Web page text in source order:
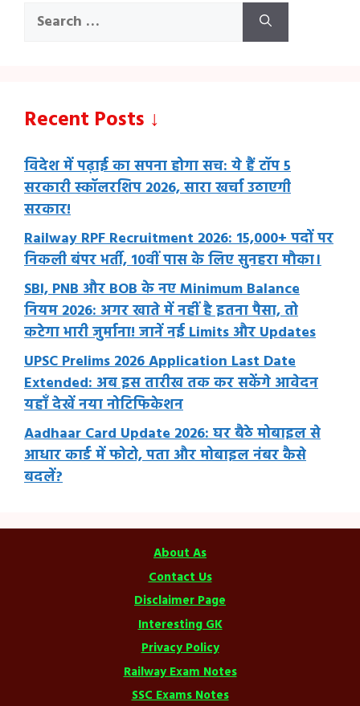
Search
Recent Posts ↓
विदेश में पढ़ाई का सपना होगा सच: ये हैं टॉप 5
सरकारी स्कॉलरशिप 2026, सारा खर्चा उठाएगी
सरकार!
Railway RPF Recruitment 2026: 15,000+ पदों पर
निकली बंपर भर्ती, 10वीं पास के लिए सुनहरा मौका।
SBI, PNB और BOB के नए Minimum Balance
नियम 2026: अगर खाते में नहीं है इतना पैसा, तो
कटेगा भारी जुर्माना! जानें नई Limits और Updates
UPSC Prelims 2026 Application Last Date
Extended: अब इस तारीख तक कर सकेंगे आवेदन
यहाँ देखें नया नोटिफिकेशन
Aadhaar Card Update 2026: घर बैठे मोबाइल से
आधार कार्ड में फोटो, पता और मोबाइल नंबर कैसे
बदलें?
About As
Contact Us
Disclaimer Page
Interesting GK
Privacy Policy
Railway Exam Notes
SSC Exams Notes